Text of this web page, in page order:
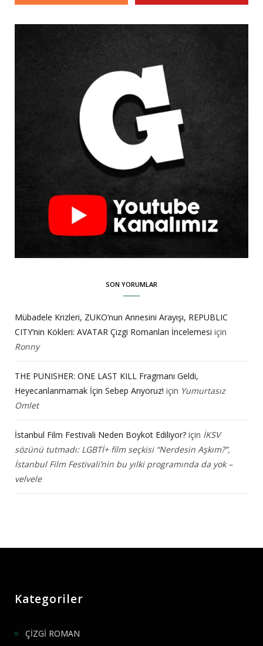
SON YORUMLAR
Mübadele Krizleri, ZUKO’nun Annesini Arayışı, REPUBLIC
CITY’nin Kökleri: AVATAR Çizgi Romanları İncelemesi için
Ronny
THE PUNISHER: ONE LAST KILL Fragmanı Geldi,
Heyecanlanmamak İçin Sebep Arıyoruz! için Yumurtasız
Omlet
İstanbul Film Festivali Neden Boykot Ediliyor? için İKSV
sözünü tutmadı: LGBTİ+ film seçkisi “Nerdesin Aşkım?”,
İstanbul Film Festivali’nin bu yılki programında da yok –
velvele
Kategoriler
ÇİZGİ ROMAN